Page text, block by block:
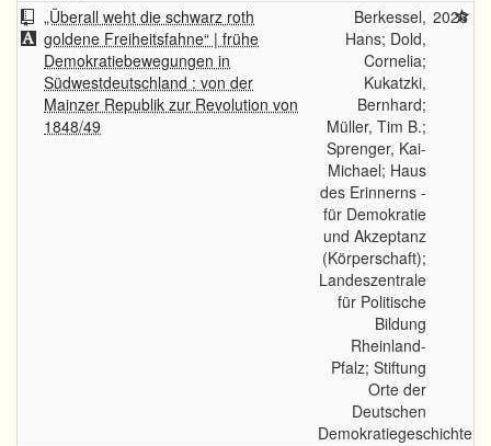
„Überall weht die schwarz roth
goldene Freiheitsfahne“ | frühe
Demokratiebewegungen in
Südwestdeutschland : von der
Mainzer Republik zur Revolution von
1848/49
Berkessel,
Hans; Dold,
Cornelia;
Kukatzki,
Bernhard;
Müller, Tim B.;
Sprenger, Kai-
Michael; Haus
des Erinnerns -
für Demokratie
und Akzeptanz
(Körperschaft);
Landeszentrale
für Politische
Bildung
Rheinland-
Pfalz; Stiftung
Orte der
Deutschen
Demokratiegeschichte
2026